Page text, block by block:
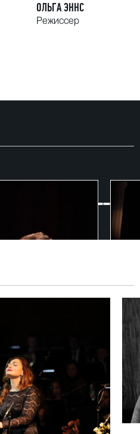
ОЛЬГА ЭННС
Режиссер